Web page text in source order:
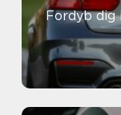
Fordyb dig